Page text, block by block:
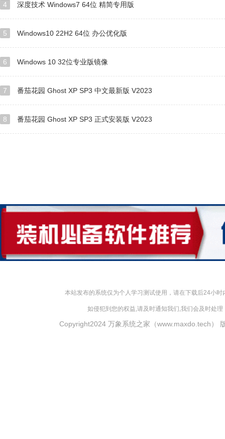
4 深度技术 Windows7 64位 精简专用版
5 Windows10 22H2 64位 办公优化版
6 Windows 10 32位专业版镜像
7 番茄花园 Ghost XP SP3 中文最新版 V2023
8 番茄花园 Ghost XP SP3 正式安装版 V2023
本站发布的系统仅为个人学习测试使用，请在下载后24小
如侵犯到您的权益,请及时通知我们,我们会及时处
Copyright2024 万象系统之家（www.maxdo.tech）